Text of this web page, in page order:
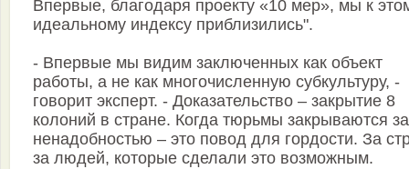
Впервые, благодаря проекту «10 мер», мы к
идеальному индексу приблизились".
- Впервые мы видим заключенных как объект
работы, а не как многочисленную субкультуру, -
говорит эксперт. - Доказательство – закрытие 8
колоний в стране. Когда тюрьмы закрываются за
ненадобностью – это повод для гордости. За
за людей, которые сделали это возможным.